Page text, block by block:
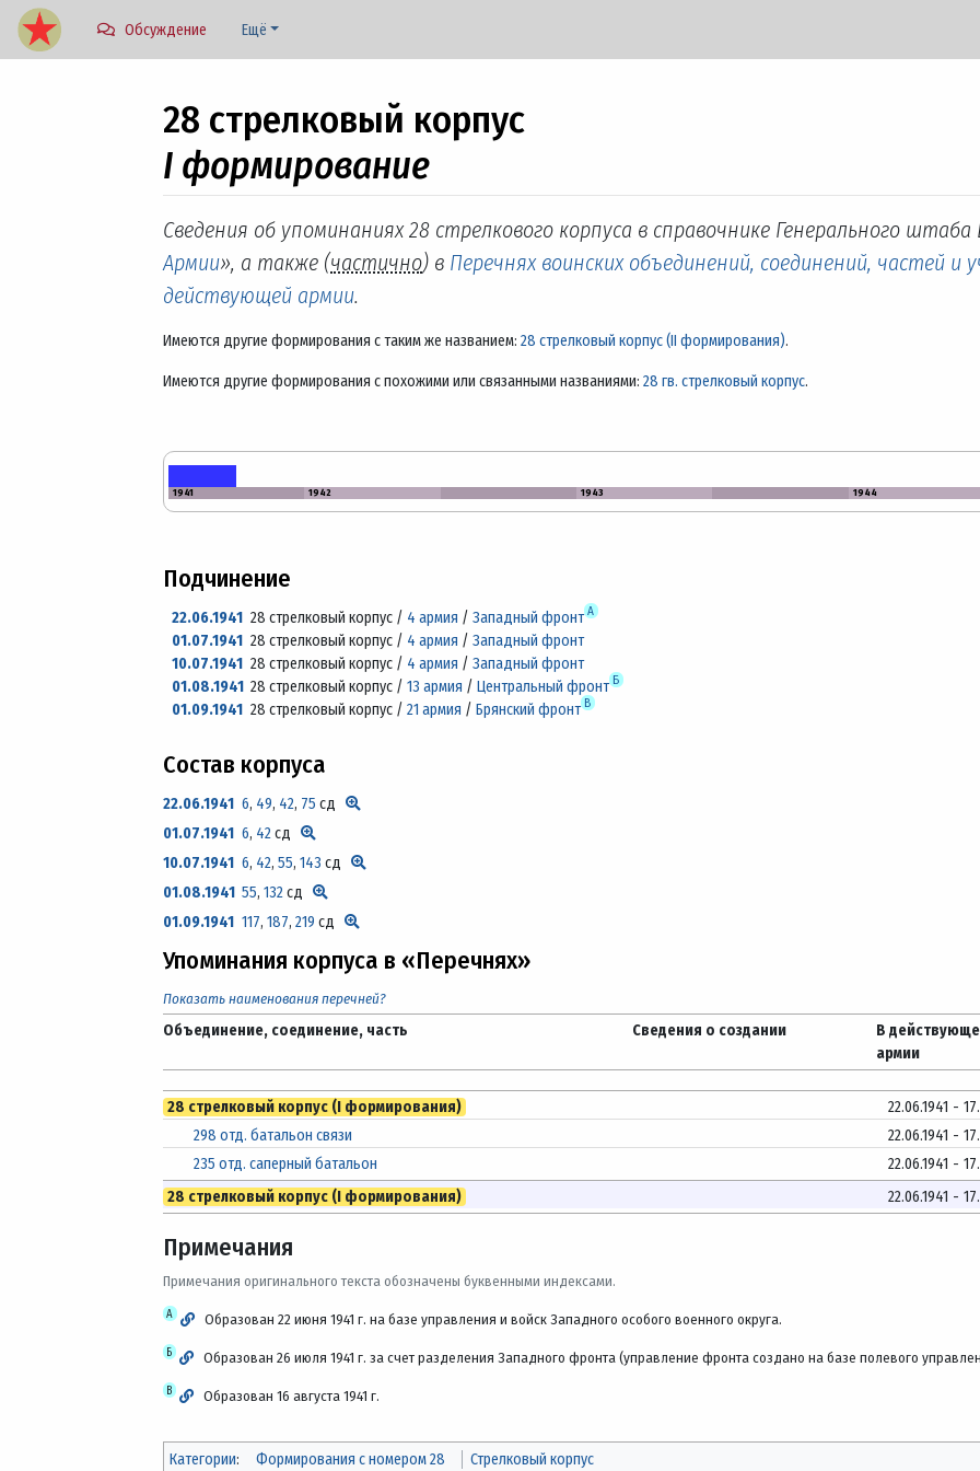
Обсуждение Ещё
28 стрелковый корпус
I формирование
Перейти к:навигация,поиск
Сведения об упоминаниях 28 стрелкового корпуса в справочнике Генерального штаба
Армии», а также (частично) в Перечнях воинских объединений, соединений, частей и
действующей армии.
Имеются другие формирования с таким же названием: 28 стрелковый корпус (II формирования).
Имеются другие формирования с похожими или связанными названиями: 28 гв. стрелковый корпус.
1941 1942 1943 1944
Подчинение
22.06.194128 стрелковый корпус / 4 армия /Западный фронт А
01.07.194128 стрелковый корпус / 4 армия /Западный фронт
10.07.194128 стрелковый корпус / 4 армия /Западный фронт
01.08.194128 стрелковый корпус /13 армия /Центральный фронт Б
01.09.194128 стрелковый корпус /21 армия /Брянский фронт В
Состав корпуса
22.06.1941 6, 49, 42, 75 сд
01.07.1941 6, 42сд
10.07.1941 6, 42,55,143 сд
01.08.1941 55,132сд
01.09.1941 117,187,219 сд
Упоминания корпуса в «Перечнях»
Показать наименования перечней?
Объединение, соединение, часть Сведения о создании
В
армии
28 стрелковый корпус (I формирования) 22.06.1941 -
298 отд. батальон связи
22.06.1941 -
235 отд. саперный батальон
22.06.1941 -
28 стрелковый корпус (I формирования)
22.06.1941 -
Примечания
Примечания оригинального текста обозначены буквенными индексами.
А Образован 22 июня 1941 г. на базе управления и войск Западного особого военного округа.
Б Образован 26 июля 1941 г. за счет разделения Западного фронта (управление фронта создано на базе полевого
В Образован 16 августа 1941 г.
Категории: Формирования с номером 28 Стрелковый корпус